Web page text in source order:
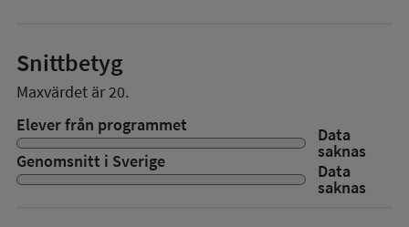
Snittbetyg
Maxvärdet är 20.
Elever från programmet
Data
saknas
Genomsnitt i Sverige Data
saknas